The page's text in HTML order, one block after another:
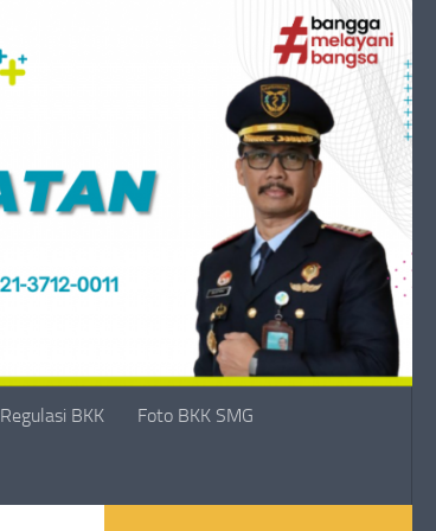
Regulasi BKK Foto BKK SMG